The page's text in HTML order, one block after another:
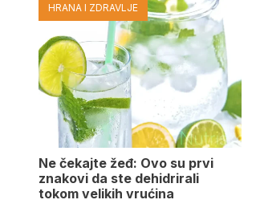
HRANA I ZDRAVLJE
Ne čekajte žeđ: Ovo su prvi
znakovi da ste dehidrirali
tokom velikih vrućina